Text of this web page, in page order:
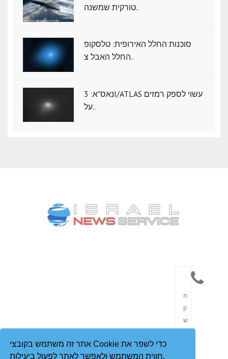
אתר זה משתמש בקובצי Cookie כדי לשפר את
חווית המשתמש ולאפשר לאתר לפעול ביעילות.
טורקית שמשנה..
סוכנות החלל האירופית: טלסקופ
החלל האבל צ..
נאס"א: ‏3I/ATLAS עשוי לספק רמזים
על..
תִ
ק
שׁ